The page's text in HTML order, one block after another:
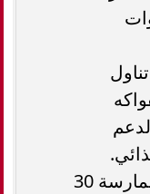
النشاط البدني المنتظم: ممارسة 30